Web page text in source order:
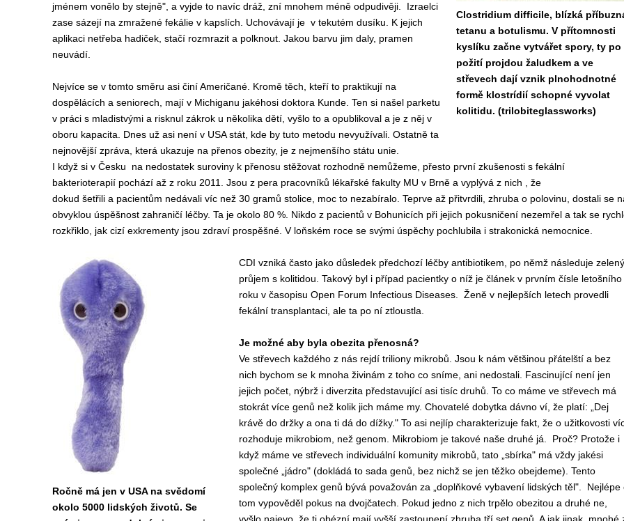
Clostridium difficile, blízká
tetanu a botulismu. V přítomnosti
kyslíku začne vytvářet spory, ty po
požití projdou žaludkem a ve
střevech dají vznik plnohodnotné
formě klostrídií schopné vyvolat
kolitidu. (trilobiteglassworks)
jménem vonělo by stejně", a vyjde to navíc dráž, zní mnohem méně odpudivěji. Izraelci
zase sázejí na zmražené fekálie v kapslích. Uchovávají je v tekutém dusíku. K jejich
aplikaci netřeba hadiček, stačí rozmrazit a polknout. Jakou barvu jim daly, pramen
neuvádí.
Nejvíce se v tomto směru asi činí Američané. Kromě těch, kteří to praktikují na
dospělácích a seniorech, mají v Michiganu jakéhosi doktora Kunde. Ten si našel parketu
v práci s mladistvými a risknul zákrok u několika dětí, vyšlo to a opublikoval a je z něj v
oboru kapacita. Dnes už asi není v USA stát, kde by tuto metodu nevyužívali. Ostatně ta
nejnovější zpráva, která ukazuje na přenos obezity, je z nejmenšího státu unie.
I když si v Česku na nedostatek suroviny k přenosu stěžovat rozhodně nemůžeme, přesto první zkušenosti s fekální
bakterioterapií pochází až z roku 2011. Jsou z pera pracovníků lékařské fakulty MU v Brně a vyplývá z nich , že
dokud šetřili a pacientům nedávali víc než 30 gramů stolice, moc to nezabíralo. Teprve až přitvrdili, zhruba o polovinu, dostali se
obvyklou úspěšnost zahraničí léčby. Ta je okolo 80 %. Nikdo z pacientů v Bohunicích při jejich pokusničení nezemřel a tak se
rozkřiklo, jak cizí exkrementy jsou zdraví prospěšné. V loňském roce se svými úspěchy pochlubila i strakonická nemocnice.
Ročně má jen v USA na svědomí
okolo 5000 lidských životů. Se
CDI vzniká často jako důsledek předchozí léčby antibiotikem, po němž následuje zelený
průjem s kolitidou. Takový byl i případ pacientky o níž je článek v prvním čísle letošního
roku v časopisu Open Forum Infectious Diseases. Ženě v nejlepších letech provedli
fekální transplantaci, ale ta po ní ztloustla.
Je možné aby byla obezita přenosná?
Ve střevech každého z nás rejdí triliony mikrobů. Jsou k nám většinou přátelští a bez
nich bychom se k mnoha živinám z toho co sníme, ani nedostali. Fascinující není jen
jejich počet, nýbrž i diverzita představující asi tisíc druhů. To co máme ve střevech má
stokrát více genů než kolik jich máme my. Chovatelé dobytka dávno ví, že platí: „Dej
krávě do držky a ona ti dá do dížky." To asi nejlíp charakterizuje fakt, že o užitkovosti
rozhoduje mikrobiom, než genom. Mikrobiom je takové naše druhé já. Proč? Protože i
když máme ve střevech individuální komunity mikrobů, tato „sbírka" má vždy jakési
společné „jádro" (dokládá to sada genů, bez nichž se jen těžko obejdeme). Tento
společný komplex genů bývá považován za „doplňkové vybavení lidských těl". Nejlépe
tom vypověděl pokus na dvojčatech. Pokud jedno z nich trpělo obezitou a druhé ne,